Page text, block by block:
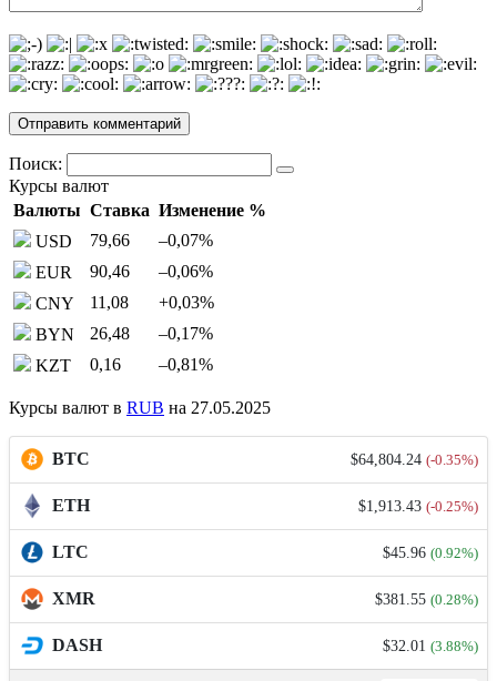
Поиск:
Курсы валют
Валюты Ставка Изменение %
USD
79,66 –0,07%
EUR
90,46 –0,06%
CNY
11,08 +0,03%
BYN
26,48 –0,17%
KZT
0,16 –0,81%
Курсы валют в RUB на 27.05.2025
BTC $64,804.24 (-0.35%)
ETH $1,913.43 (-0.25%)
LTC $45.96 (0.92%)
XMR $381.55 (0.28%)
DASH $32.01 (3.88%)